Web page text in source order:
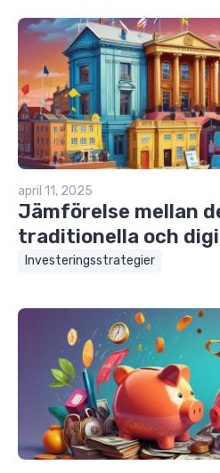
april 11, 2025
Jämförelse mellan
traditionella och
Investeringsstrategier